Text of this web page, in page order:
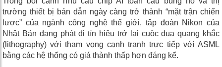
trường thiết bị bán dẫn ngày càng trở thành “mặt trận chiến
lược” của ngành công nghệ thế giới, tập đoàn Nikon của
Nhật Bản đang phát đi tín hiệu trở lại cuộc đua quang khắc
(lithography) với tham vọng cạnh tranh trực tiếp với ASML
bằng các hệ thống có giá thành thấp hơn đáng kể.